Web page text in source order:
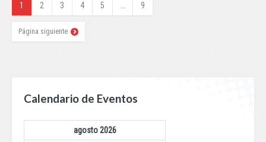
1 2 3 4 5 9
Página siguiente
Calendario de Eventos
agosto 2026